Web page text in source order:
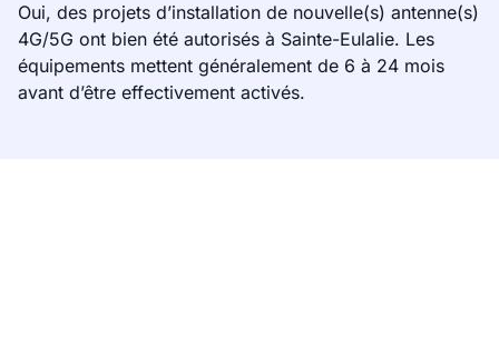
Oui, des projets d’installation de nouvelle(s) antenne(s)
4G/5G ont bien été autorisés à Sainte-Eulalie. Les
équipements mettent généralement de 6 à 24 mois
avant d’être effectivement activés.